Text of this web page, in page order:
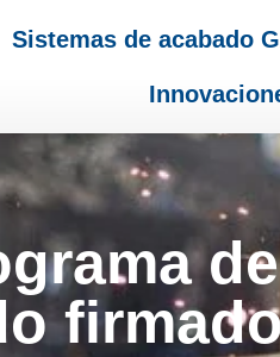
Sistemas de acabado